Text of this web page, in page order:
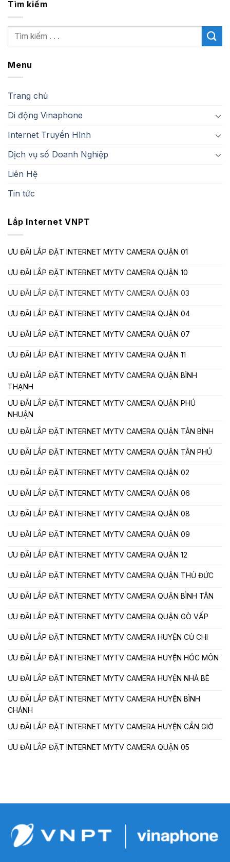
Tìm kiếm
Menu
Trang chủ
Di động Vinaphone
Internet Truyền Hình
Dịch vụ số Doanh Nghiệp
Liên Hệ
Tin tức
Lắp Internet VNPT
ƯU ĐÃI LẮP ĐẶT INTERNET MYTV CAMERA QUẬN 01
ƯU ĐÃI LẮP ĐẶT INTERNET MYTV CAMERA QUẬN 10
ƯU ĐÃI LẮP ĐẶT INTERNET MYTV CAMERA QUẬN 03
ƯU ĐÃI LẮP ĐẶT INTERNET MYTV CAMERA QUẬN 04
ƯU ĐÃI LẮP ĐẶT INTERNET MYTV CAMERA QUẬN 07
ƯU ĐÃI LẮP ĐẶT INTERNET MYTV CAMERA QUẬN 11
ƯU ĐÃI LẮP ĐẶT INTERNET MYTV CAMERA QUẬN BÌNH
THẠNH
ƯU ĐÃI LẮP ĐẶT INTERNET MYTV CAMERA QUẬN PHÚ
NHUẬN
ƯU ĐÃI LẮP ĐẶT INTERNET MYTV CAMERA QUẬN TÂN BÌNH
ƯU ĐÃI LẮP ĐẶT INTERNET MYTV CAMERA QUẬN TÂN PHÚ
ƯU ĐÃI LẮP ĐẶT INTERNET MYTV CAMERA QUẬN 02
ƯU ĐÃI LẮP ĐẶT INTERNET MYTV CAMERA QUẬN 06
ƯU ĐÃI LẮP ĐẶT INTERNET MYTV CAMERA QUẬN 08
ƯU ĐÃI LẮP ĐẶT INTERNET MYTV CAMERA QUẬN 09
ƯU ĐÃI LẮP ĐẶT INTERNET MYTV CAMERA QUẬN 12
ƯU ĐÃI LẮP ĐẶT INTERNET MYTV CAMERA QUẬN THỦ ĐỨC
ƯU ĐÃI LẮP ĐẶT INTERNET MYTV CAMERA QUẬN BÌNH TÂN
ƯU ĐÃI LẮP ĐẶT INTERNET MYTV CAMERA QUẬN GÒ VẤP
ƯU ĐÃI LẮP ĐẶT INTERNET MYTV CAMERA HUYỆN CỦ CHI
ƯU ĐÃI LẮP ĐẶT INTERNET MYTV CAMERA HUYỆN HÓC MÔN
ƯU ĐÃI LẮP ĐẶT INTERNET MYTV CAMERA HUYỆN NHÀ BÈ
ƯU ĐÃI LẮP ĐẶT INTERNET MYTV CAMERA HUYỆN BÌNH
CHÁNH
ƯU ĐÃI LẮP ĐẶT INTERNET MYTV CAMERA HUYỆN CẦN GIỜ
ƯU ĐÃI LẮP ĐẶT INTERNET MYTV CAMERA QUẬN 05